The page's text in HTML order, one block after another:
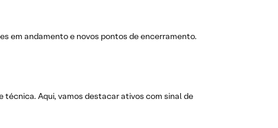
em andamento e novos pontos de encerramento.
técnica. Aqui, vamos destacar ativos com sinal de